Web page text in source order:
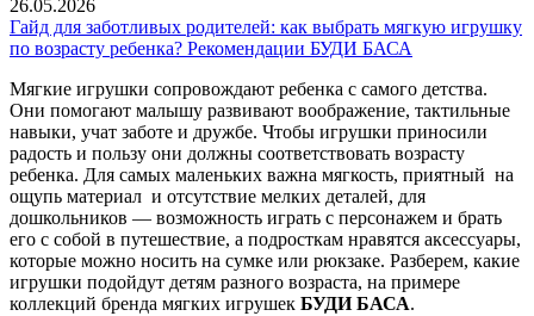
26.05.2026
Гайд для заботливых родителей: как выбрать мягкую игрушку
по возрасту ребенка? Рекомендации БУДИ БАСА
Мягкие игрушки сопровождают ребенка с самого детства.
Они помогают малышу развивают воображение, тактильные
навыки, учат заботе и дружбе. Чтобы игрушки приносили
радость и пользу они должны соответствовать возрасту
ребенка. Для самых маленьких важна мягкость, приятный на
ощупь материал и отсутствие мелких деталей, для
дошкольников — возможность играть с персонажем и брать
его с собой в путешествие, а подросткам нравятся аксессуары,
которые можно носить на сумке или рюкзаке. Разберем, какие
игрушки подойдут детям разного возраста, на примере
коллекций бренда мягких игрушек БУДИ БАСА.